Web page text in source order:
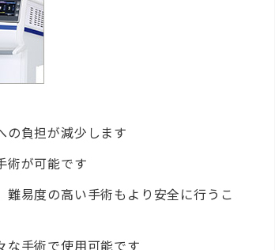
の負担が減少します
術が可能です
易度の高い手術もより安全に行うこ
な手術で使用可能です